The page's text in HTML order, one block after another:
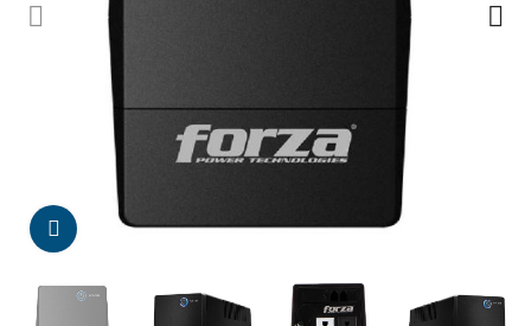
Da click para agrandar